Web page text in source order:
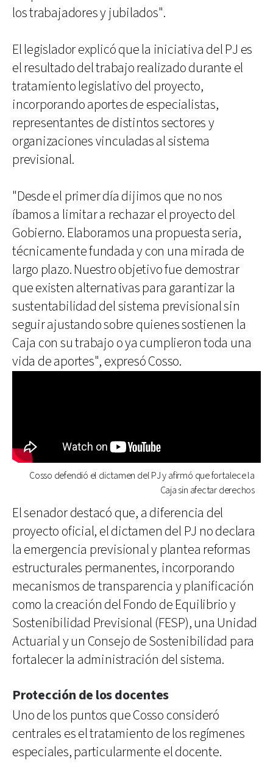
los trabajadores y jubilados".
El legislador explicó que la iniciativa del PJ es
el resultado del trabajo realizado durante el
tratamiento legislativo del proyecto,
incorporando aportes de especialistas,
representantes de distintos sectores y
organizaciones vinculadas al sistema
previsional.
"Desde el primer día dijimos que no nos
íbamos a limitar a rechazar el proyecto del
Gobierno. Elaboramos una propuesta seria,
técnicamente fundada y con una mirada de
largo plazo. Nuestro objetivo fue demostrar
que existen alternativas para garantizar la
sustentabilidad del sistema previsional sin
seguir ajustando sobre quienes sostienen la
Caja con su trabajo o ya cumplieron toda una
vida de aportes", expresó Cosso.
Cosso defendió el dictamen del PJ y afirmó que fortalece la
Caja sin afectar derechos
El senador destacó que, a diferencia del
proyecto oficial, el dictamen del PJ no declara
la emergencia previsional y plantea reformas
estructurales permanentes, incorporando
mecanismos de transparencia y planificación
como la creación del Fondo de Equilibrio y
Sostenibilidad Previsional (FESP), una Unidad
Actuarial y un Consejo de Sostenibilidad para
fortalecer la administración del sistema.
Protección de los docentes
Uno de los puntos que Cosso consideró
centrales es el tratamiento de los regímenes
especiales, particularmente el docente.